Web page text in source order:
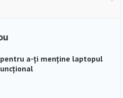
a-ți menține laptopul